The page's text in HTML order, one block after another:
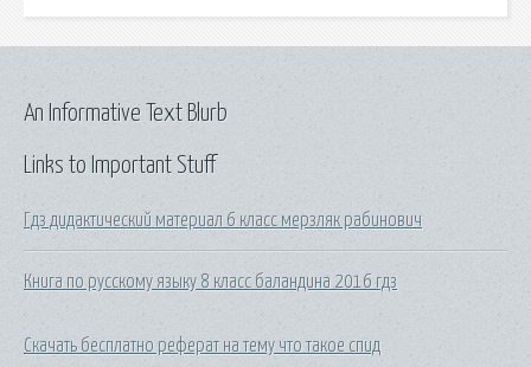
Links to Important Stuff
Гдз дидактический материал 6 класс мерзляк рабинович
Книга по русскому языку 8 класс баландина 2016 гдз
Скачать бесплатно реферат на тему что такое спид
An Informative Text Blurb